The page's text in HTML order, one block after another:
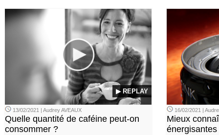
▶ REPLAY
13/02/2021 | Audrey AVEAUX
Quelle quantité de caféine peut-on
consommer ?
16/02/2021 |
Mieux
énergisantes